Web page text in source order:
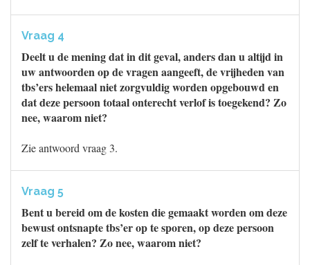
Vraag 4
Deelt u de mening dat in dit geval, anders dan u altijd in
uw antwoorden op de vragen aangeeft, de vrijheden van
tbs’ers helemaal niet zorgvuldig worden opgebouwd en
dat deze persoon totaal onterecht verlof is toegekend? Zo
nee, waarom niet?
Zie antwoord vraag 3.
Vraag 5
Bent u bereid om de kosten die gemaakt worden om deze
bewust ontsnapte tbs’er op te sporen, op deze persoon
zelf te verhalen? Zo nee, waarom niet?